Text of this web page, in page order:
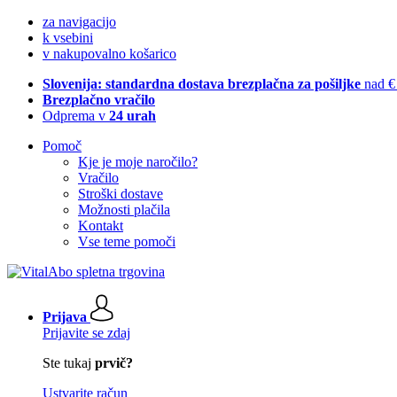
za navigacijo
k vsebini
v nakupovalno košarico
Slovenija: standardna dostava brezplačna za pošiljke nad
Brezplačno vračilo
Odprema v 24 urah
Pomoč
Kje je moje naročilo?
Vračilo
Stroški dostave
Možnosti plačila
Kontakt
Vse teme pomoči
Prijava
Prijavite se zdaj
Ste tukaj prvič?
Ustvarite račun